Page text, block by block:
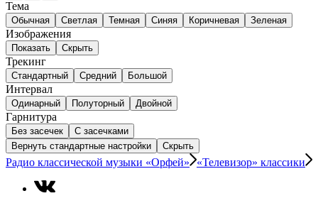
Тема
Обычная Светлая Темная Синяя Коричневая Зеленая
Изображения
Показать Скрыть
Трекинг
Стандартный Средний Большой
Интервал
Одинарный Полуторный Двойной
Гарнитура
Без засечек
С засечками
Вернуть стандартные настройки
Скрыть
Радио классической музыки «Орфей» «Телевизор» классики